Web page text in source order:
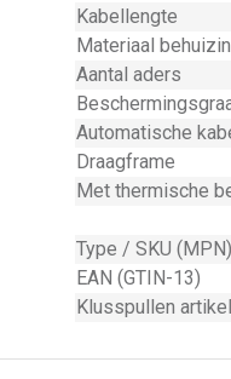
Kabellengte
Materiaal
Aantal aders
Automatische
Draagframe
Met thermische
Type / SKU (MPN)
EAN (GTIN-13)
Klusspullen